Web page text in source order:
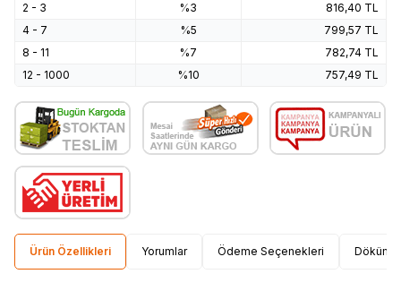
2 - 3
%3 816,40 TL
4 - 7
%5 799,57 TL
8 - 11
%7 782,74 TL
12 - 1000
%10 757,49 TL
Ürün Özellikleri Yorumlar Ödeme Seçenekleri